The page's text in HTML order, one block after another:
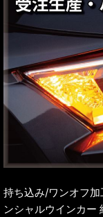
持ち込み/ワンオフ
ンシャルウインカー